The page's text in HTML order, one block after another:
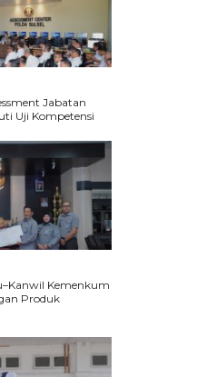
Jabatan
Uji Kompetensi
Kemenkum
Produk